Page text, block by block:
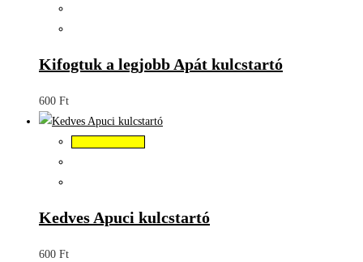
Kifogtuk a legjobb Apát kulcstartó
600 Ft
Kedves Apuci kulcstartó
600 Ft